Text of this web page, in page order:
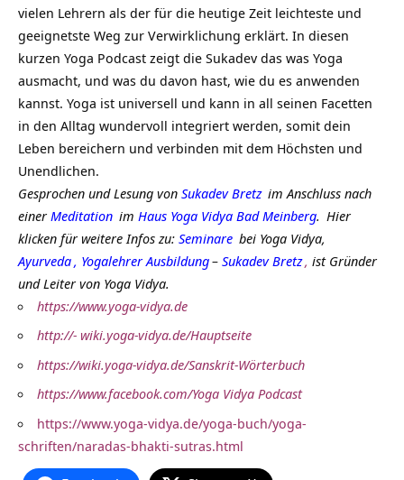
vielen Lehrern als der für die heutige Zeit leichteste und
geeignetste Weg zur Verwirklichung erklärt. In diesen
kurzen Yoga Podcast zeigt die Sukadev das was Yoga
ausmacht, und was du davon hast, wie du es anwenden
kannst. Yoga ist universell und kann in all seinen Facetten
in den Alltag wundervoll integriert werden, somit dein
Leben bereichern und verbinden mit dem Höchsten und
Unendlichen.
Gesprochen und Lesung von Sukadev Bretz im Anschluss nach
einerMeditation im Haus Yoga Vidya Bad Meinberg. Hier
klicken für weitere Infos zu: Seminare bei Yoga Vidya,
Ayurveda, Yogalehrer Ausbildung– Sukadev Bretz, ist Gründer
und Leiter von Yoga Vidya.
https://www.yoga-vidya.de
http://- wiki.yoga-vidya.de/Hauptseite
https://wiki.yoga-vidya.de/Sanskrit-Wörterbuch
https://www.facebook.com/Yoga Vidya Podcast
https://www.yoga-vidya.de/yoga-buch/yoga-
schriften/naradas-bhakti-sutras.html